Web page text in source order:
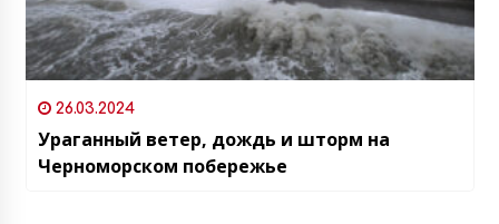
26.03.2024
Ураганный ветер, дождь и шторм на
Черноморском побережье